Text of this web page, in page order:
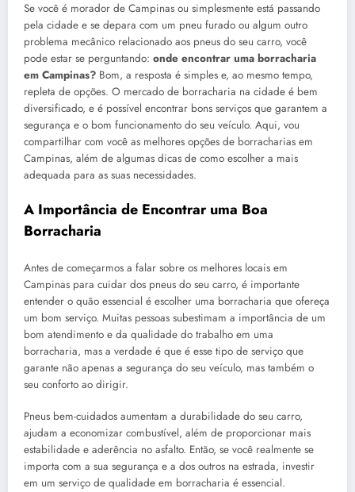
Se você é morador de Campinas ou simplesmente está passando
pela cidade e se depara com um pneu furado ou algum outro
problema mecânico relacionado aos pneus do seu carro, você
pode estar se perguntando: onde encontrar uma borracharia
em Campinas? Bom, a resposta é simples e, ao mesmo tempo,
repleta de opções. O mercado de borracharia na cidade é bem
diversificado, e é possível encontrar bons serviços que garantem a
segurança e o bom funcionamento do seu veículo. Aqui, vou
compartilhar com você as melhores opções de borracharias em
Campinas, além de algumas dicas de como escolher a mais
adequada para as suas necessidades.
A Importância de Encontrar uma Boa
Borracharia
Antes de começarmos a falar sobre os melhores locais em
Campinas para cuidar dos pneus do seu carro, é importante
entender o quão essencial é escolher uma borracharia que ofereça
um bom serviço. Muitas pessoas subestimam a importância de um
bom atendimento e da qualidade do trabalho em uma
borracharia, mas a verdade é que é esse tipo de serviço que
garante não apenas a segurança do seu veículo, mas também o
seu conforto ao dirigir.
Pneus bem-cuidados aumentam a durabilidade do seu carro,
ajudam a economizar combustível, além de proporcionar mais
estabilidade e aderência no asfalto. Então, se você realmente se
importa com a sua segurança e a dos outros na estrada, investir
em um serviço de qualidade em borracharia é essencial.